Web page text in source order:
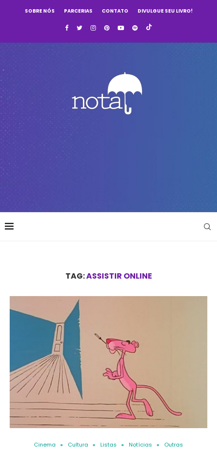
SOBRE NÓS PARCERIAS CONTATO DIVULGUE SEU LIVRO!
TAG:ASSISTIR ONLINE
Cinema Cultura Listas Notícias Outras